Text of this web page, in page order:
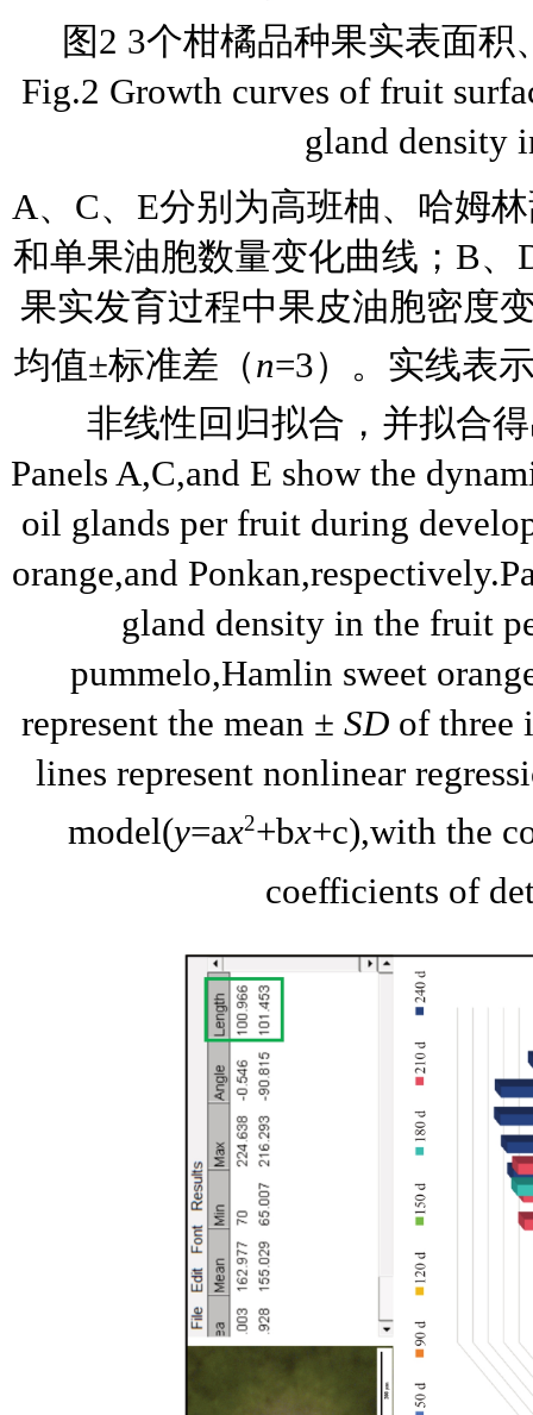
图2 3个柑橘品种果实表面
Fig.2 Growth curves of fruit
gland density
A、C、E分别为高班柚、哈姆
和单果油胞数量变化曲线；B
果实发育过程中果皮油胞密度
均值±标准差（n=3）。实线表
非线性回归拟合，并拟合
Panels A,C,and E show the
oil glands per fruit during
orange,and
gland density in the fruit
pummelo,Hamlin sweet
represent the mean ± SD of three
lines represent nonlinear
model(y=ax2+bx+c),with the
coefficients of